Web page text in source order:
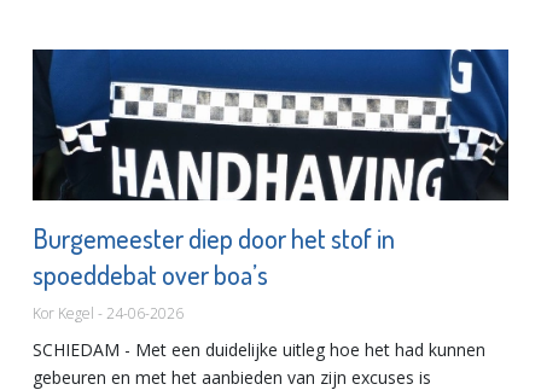
Burgemeester diep door het stof in
spoeddebat over boa’s
Kor Kegel - 24-06-2026
SCHIEDAM - Met een duidelijke uitleg hoe het had kunnen
gebeuren en met het aanbieden van zijn excuses is